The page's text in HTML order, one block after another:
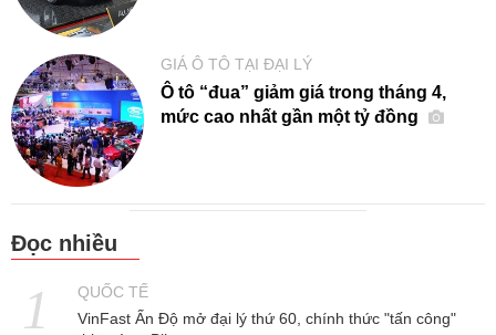
GIÁ Ô TÔ TẠI ĐẠI LÝ
Ô tô “đua” giảm giá trong tháng 4,
mức cao nhất gần một tỷ đồng
Đọc nhiều
QUỐC TẾ
VinFast Ấn Độ mở đại lý thứ 60, chính thức "tấn công"